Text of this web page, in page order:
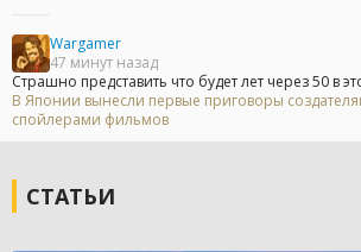
Wargamer
47 минут назад
Страшно представить что будет лет через 50 в
В Японии вынесли первые приговоры
спойлерами фильмов
СТАТЬИ